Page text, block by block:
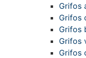
Grifos
Grifos
Grifos
Grifos
Grifos